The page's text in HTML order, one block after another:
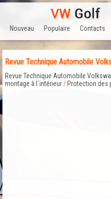
Nouveau Populaire Contacts
Revue Technique Automobile
Revue Technique Automobile
montage à l`intérieur/ Protection des